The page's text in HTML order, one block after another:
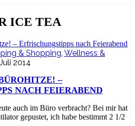
ICE TEA
& Shopping, Wellness &
2014
–
NACH FEIERABEND
auch im Büro verbracht? Bei mir hat
gepustet, ich habe bestimmt 2 1/2